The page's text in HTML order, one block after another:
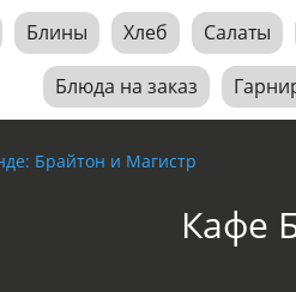
Блины Хлеб Салаты
Блюда на заказ
Кафе